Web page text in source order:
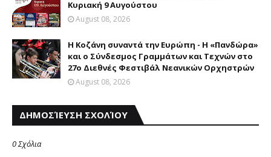
Κυριακή 9 Αυγούστου
August 08, 2026
Η Κοζάνη συναντά την Ευρώπη - Η «Πανδώρα»
και ο Σύνδεσμος Γραμμάτων και Τεχνών στο
27ο Διεθνές Φεστιβάλ Νεανικών Ορχηστρών
August 08, 2026
ΔΗΜΟΣΊΕΥΣΗ ΣΧΟΛΊΟΥ
0 Σχόλια